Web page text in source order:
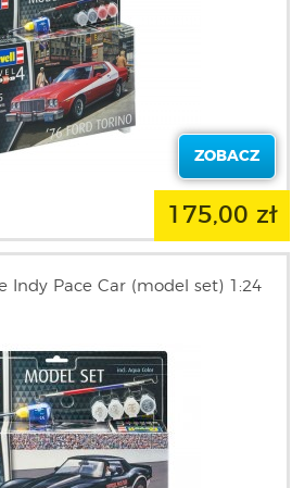
ZOBACZ
175,00 zł
Indy Pace Car (model set) 1:24